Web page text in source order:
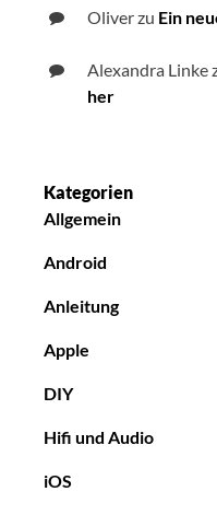
Oliverzu Ein
Alexandra Linke
her
Kategorien
Allgemein
Android
Anleitung
Apple
DIY
Hifi und Audio
iOS